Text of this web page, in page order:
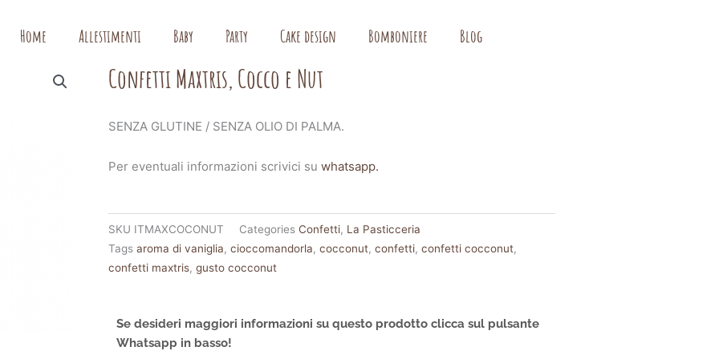
Home Allestimenti Baby Party Cake design Bomboniere Blog
Confetti Maxtris, Cocco e Nut
SENZA GLUTINE / SENZA OLIO DI PALMA.
Per eventuali informazioni scrivici suwhatsapp.
SKU ITMAXCOCONUT Categories Confetti, La Pasticceria
Tags aroma di vaniglia,cioccomandorla,cocconut,confetti,confetti cocconut,
confetti maxtris,gusto cocconut
Se desideri maggiori informazioni su questo prodotto clicca sul pulsante
Whatsapp in basso!